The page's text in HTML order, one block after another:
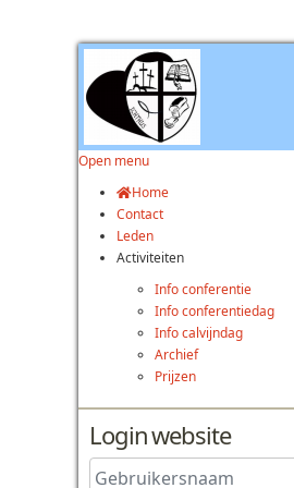
Open menu
Home
Contact
Leden
Activiteiten
Info conferentie
Info conferentiedag
Info calvijndag
Archief
Prijzen
Login website
Gebruikersnaam